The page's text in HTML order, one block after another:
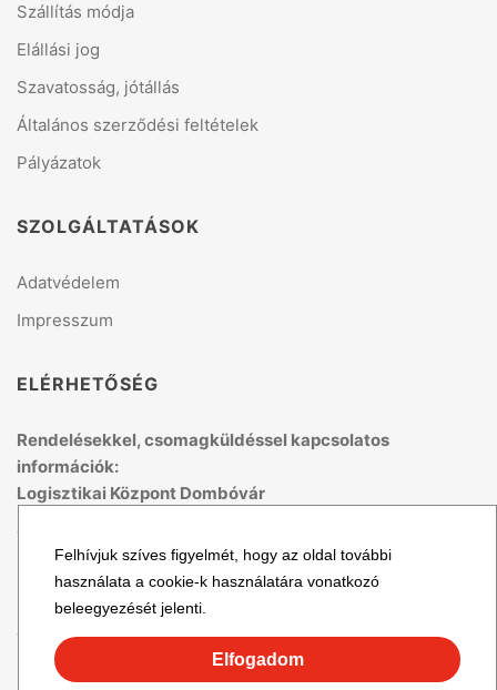
Felhívjuk szíves figyelmét, hogy az oldal további
használata a cookie-k használatára vonatkozó
beleegyezését jelenti.
Elfogadom
Szállítás módja
Elállási jog
Szavatosság, jótállás
Általános szerződési feltételek
Pályázatok
SZOLGÁLTATÁSOK
Adatvédelem
Impresszum
ELÉRHETŐSÉG
Rendelésekkel, csomagküldéssel kapcsolatos
információk:
Logisztikai Központ Dombóvár
Telefon: +36 70 679 41 53
(H-P: 8:00 - 15:00)
Email: logisztika@topmix.hu
További cégadatok